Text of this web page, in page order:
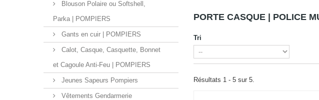
Blouson Polaire ou Softshell,
Parka | POMPIERS
Gants en cuir | POMPIERS
Calot, Casque, Casquette, Bonnet
et Cagoule Anti-Feu | POMPIERS
Jeunes Sapeurs Pompiers
Vêtements Gendarmerie
PORTE CASQUE | POLICE
Tri
Résultats 1 - 5 sur 5.